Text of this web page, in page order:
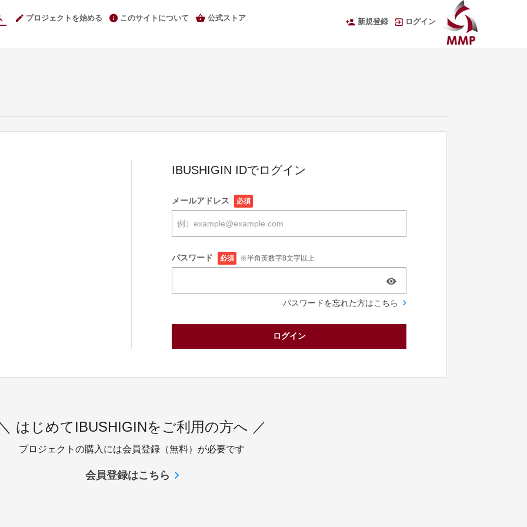
プロジェクトを始める このサイトについて 公式ストア 新規登録 ログイン
IBUSHIGIN IDでログイン
メールアドレス 必須
パスワード 必須 ※半角英数字8文字以上
パスワードを忘れた方はこちら
ログイン
はじめてIBUSHIGINをご利用の方へ ／
プロジェクトの購入には会員登録（無料）が必要です
会員登録はこちら